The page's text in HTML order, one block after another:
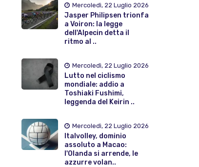
Mercoledì, 22 Luglio 2026
Jasper Philipsen trionfa
a Voiron: la legge
dell'Alpecin detta il
ritmo al ..
Mercoledì, 22 Luglio 2026
Lutto nel ciclismo
mondiale: addio a
Toshiaki Fushimi,
leggenda del Keirin ..
Mercoledì, 22 Luglio 2026
Italvolley, dominio
assoluto a Macao:
l'Olanda si arrende, le
azzurre volan..